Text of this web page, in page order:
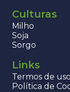
Culturas
Milho
Soja
Sorgo
Links
Termos de
Política de